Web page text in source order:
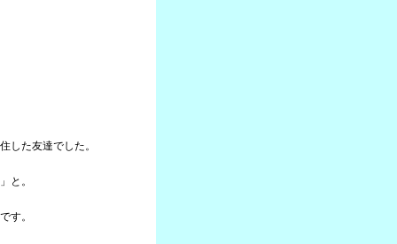
した友達でした。
と。
す。